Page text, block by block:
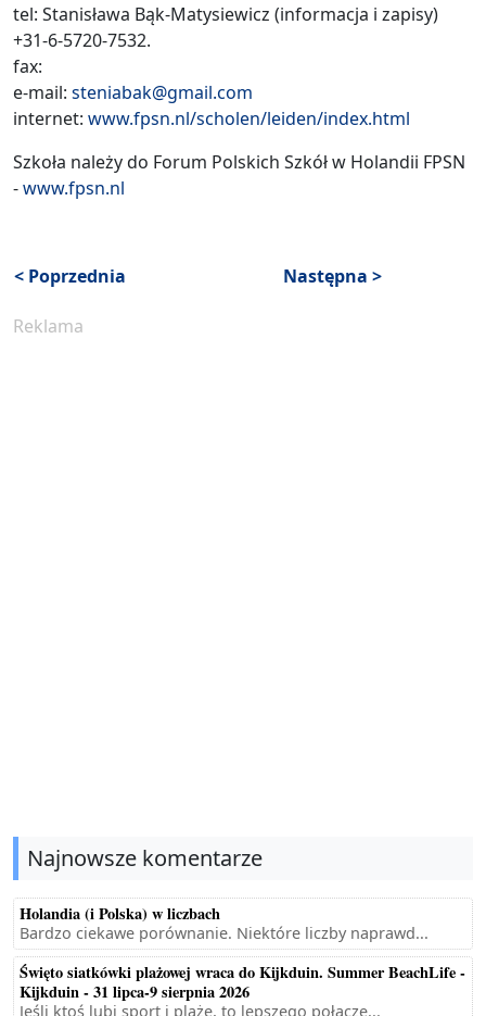
tel: Stanisława Bąk-Matysiewicz (informacja i zapisy)
+31-6-5720-7532.
fax:
e-mail: steniabak@gmail.com
internet: www.fpsn.nl/scholen/leiden/index.html
Szkoła należy do Forum Polskich Szkół w Holandii FPSN
-www.fpsn.nl
< Poprzednia Następna >
Reklama
Najnowsze komentarze
Holandia (i Polska) w liczbach
Bardzo ciekawe porównanie. Niektóre liczby naprawd...
Święto siatkówki plażowej wraca do Kijkduin. Summer BeachLife -
Kijkduin - 31 lipca-9 sierpnia 2026
Jeśli ktoś lubi sport i plażę, to lepszego połącze...